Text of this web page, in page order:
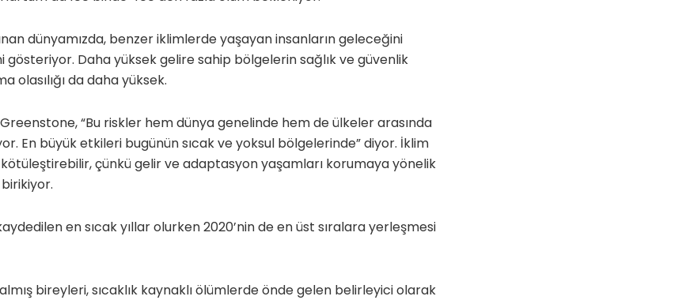
dünyamızda, benzer iklimlerde yaşayan insanların geleceğini
Daha yüksek gelire sahip bölgelerin sağlık ve güvenlik
da daha yüksek.
“Bu riskler hem dünya genelinde hem de ülkeler arasında
En büyük etkileri bugünün sıcak ve yoksul bölgelerinde” diyor. İklim
çünkü gelir ve adaptasyon yaşamları korumaya yönelik
en sıcak yıllar olurken 2020’nin de en üst sıralara yerleşmesi
bireyleri, sıcaklık kaynaklı ölümlerde önde gelen belirleyici olarak